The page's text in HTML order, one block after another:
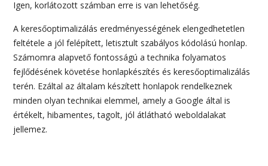
Igen, korlátozott számban erre is van lehetőség.
A keresőoptimalizálás eredményességének elengedhetetlen
feltétele a jól felépített, letisztult szabályos kódolású honlap.
Számomra alapvető fontosságú a technika folyamatos
fejlődésének követése honlapkészítés és keresőoptimalizálás
terén. Ezáltal az általam készített honlapok rendelkeznek
minden olyan technikai elemmel, amely a Google által is
értékelt, hibamentes, tagolt, jól átlátható weboldalakat
jellemez.